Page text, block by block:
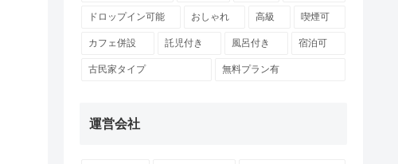
ドロップイン可能 おしゃれ 高級 喫煙可
カフェ併設 託児付き 風呂付き 宿泊可
古民家タイプ 無料プラン有
運営会社